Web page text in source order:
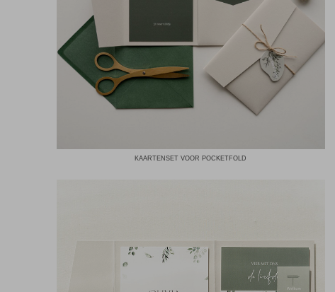
KAARTENSET VOOR POCKETFOLD